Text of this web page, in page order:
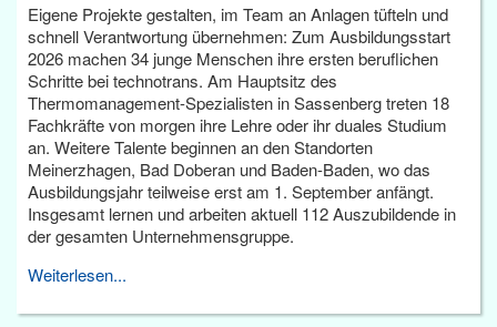
Eigene Projekte gestalten, im Team an Anlagen tüfteln und
schnell Verantwortung übernehmen: Zum Ausbildungsstart
2026 machen 34 junge Menschen ihre ersten beruflichen
Schritte bei technotrans. Am Hauptsitz des
Thermomanagement-Spezialisten in Sassenberg treten 18
Fachkräfte von morgen ihre Lehre oder ihr duales Studium
an. Weitere Talente beginnen an den Standorten
Meinerzhagen, Bad Doberan und Baden-Baden, wo das
Ausbildungsjahr teilweise erst am 1. September anfängt.
Insgesamt lernen und arbeiten aktuell 112 Auszubildende in
der gesamten Unternehmensgruppe.
Weiterlesen...